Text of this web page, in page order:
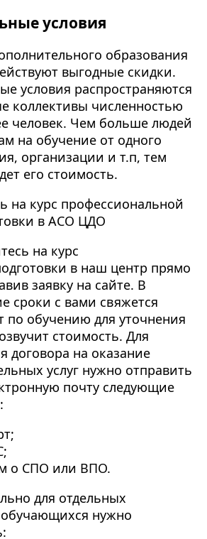
условия
образования
выгодные скидки.
условия распространяются
коллективы численностью
человек. Чем больше людей
на обучение от одного
организации и т.п, тем
его стоимость.
на курс профессиональной
в АСО ЦДО
на курс
в наш центр прямо
заявку на сайте. В
сроки с вами свяжется
по обучению для уточнения
стоимость. Для
договора на оказание
услуг нужно отправить
почту следующие
о СПО или ВПО.
для отдельных
обучающихся нужно